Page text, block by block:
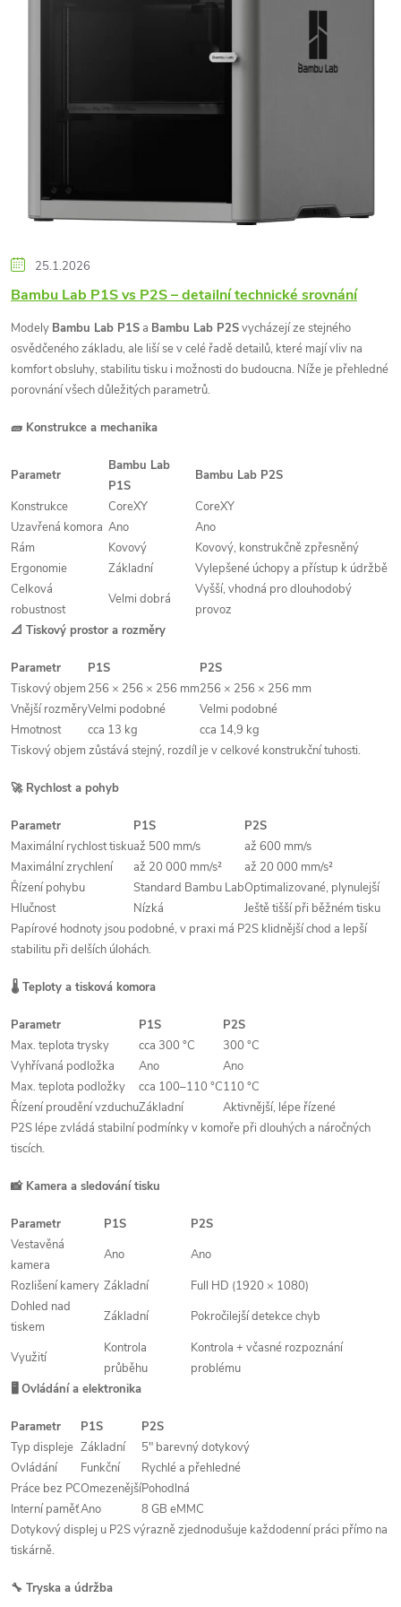
k
ů
25.1.2026
Bambu Lab P1S vs P2S – detailní technické srovnání
Modely Bambu Lab P1Sa Bambu Lab P2Svycházejí ze stejného
osvědčeného základu, ale liší se v celé řadě detailů, které mají vliv na
komfort obsluhy, stabilitu tisku i možnosti do budoucna. Níže je přehledné
porovnání všech důležitých parametrů.
🧱 Konstrukce a mechanika
Parametr
Bambu Lab
P1S
Bambu Lab P2S
Konstrukce
CoreXY
CoreXY
Uzavřená komora Ano
Ano
Rám
Kovový
Kovový, konstrukčně zpřesněný
Ergonomie
Základní
Vylepšené úchopy a přístup k údržbě
Celková
robustnost
Velmi dobrá
Vyšší, vhodná pro dlouhodobý
provoz
📐 Tiskový prostor a rozměry
Parametr P1S
P2S
Tiskový objem 256 × 256 × 256 mm256 × 256 × 256 mm
Vnější rozměryVelmi podobné
Velmi podobné
Hmotnost
cca 13 kg
cca 14,9 kg
Tiskový objem zůstává stejný, rozdíl je v celkové konstrukční tuhosti.
🚀 Rychlost a pohyb
Parametr P1S
P2S
Maximální rychlost tiskuaž 500 mm/s
až 600 mm/s
Maximální zrychlení
až 20 000 mm/s²
až 20 000 mm/s²
Řízení pohybu
Standard Bambu LabOptimalizované, plynulejší
Hlučnost
Nízká
Ještě tišší při běžném tisku
Papírové hodnoty jsou podobné, v praxi má P2S klidnější chod a lepší
stabilitu při delších úlohách.
🌡️ Teploty a tisková komora
Parametr P1S
P2S
Max. teplota trysky
cca 300 °C
300 °C
Vyhřívaná podložka
Ano
Ano
Max. teplota podložky
cca 100–110 °C110 °C
Řízení proudění vzduchuZákladní
Aktivnější, lépe řízené
P2S lépe zvládá stabilní podmínky v komoře při dlouhých a náročných
tiscích.
📸 Kamera a sledování tisku
Parametr P1S
P2S
Vestavěná
kamera
Ano
Ano
Rozlišení kamery Základní
Full HD (1920 × 1080)
Dohled nad
tiskem
Základní Pokročilejší detekce chyb
Využití
Kontrola
průběhu
Kontrola + včasné rozpoznání
problému
🖥️ Ovládání a elektronika
Parametr P1S
P2S
Typ displeje Základní
5″ barevný dotykový
Ovládání
Funkční
Rychlé a přehledné
Práce bez PCOmezenějšíPohodlná
Interní paměťAno
8 GB eMMC
Dotykový displej u P2S výrazně zjednodušuje každodenní práci přímo na
tiskárně.
🔧 Tryska a údržba